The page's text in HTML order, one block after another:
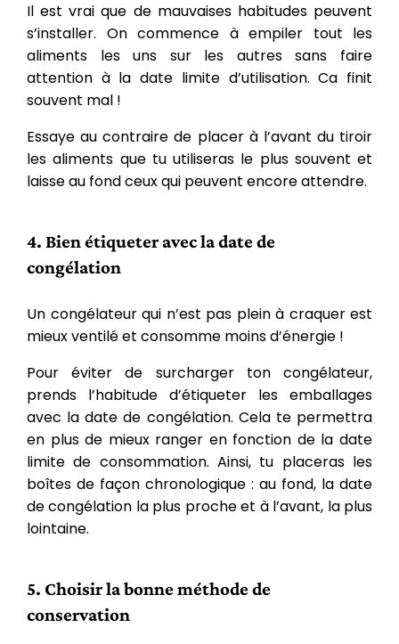
Il est vrai que de mauvaises habitudes peuvent
s’installer. On commence à empiler tout les
aliments les uns sur les autres sans faire
attention à la date limite d’utilisation. Ca finit
souvent mal !
Essaye au contraire de placer à l’avant du tiroir
les aliments que tu utiliseras le plus souvent et
laisse au fond ceux qui peuvent encore attendre.
4. Bien étiqueter avec la date de
congélation
Un congélateur qui n’est pas plein à craquer est
mieux ventilé et consomme moins d’énergie !
Pour éviter de surcharger ton congélateur,
prends l’habitude d’étiqueter les emballages
avec la date de congélation. Cela te permettra
en plus de mieux ranger en fonction de la date
limite de consommation. Ainsi, tu placeras les
boîtes de façon chronologique : au fond, la date
de congélation la plus proche et à l’avant, la plus
lointaine.
5. Choisir la bonne méthode de
conservation